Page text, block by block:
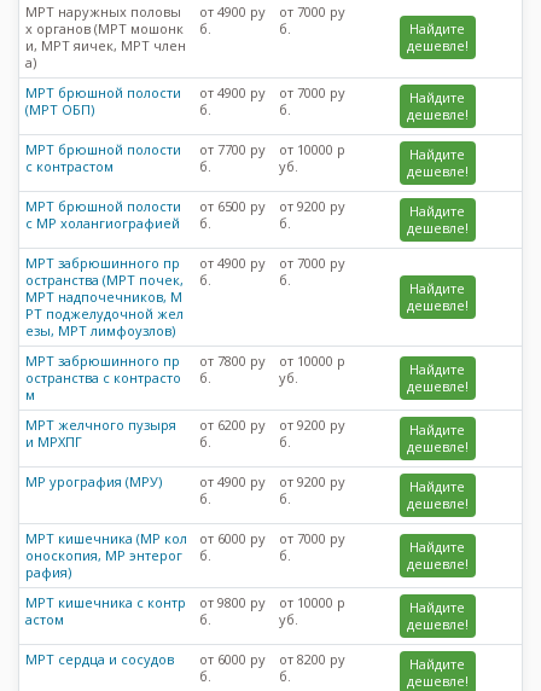
МРТ наружных половы
х органов (МРТ мошонк
и, МРТ яичек, МРТ член
а)
от 4900 ру
б.
от 7000 ру
б.
Найдите
дешевле!
МРТ брюшной полости
(МРТ ОБП)
от 4900 ру
б.
от 7000 ру
б.
Найдите
дешевле!
МРТ брюшной полости
с контрастом
от 7700 ру
б.
от 10000 р
уб.
Найдите
дешевле!
МРТ брюшной полости
с МР холангиографией
от 6500 ру
б.
от 9200 ру
б.
Найдите
дешевле!
МРТ забрюшинного пр
остранства (МРТ почек,
МРТ надпочечников, М
РТ поджелудочной жел
езы, МРТ лимфоузлов)
от 4900 ру
б.
от 7000 ру
б.
Найдите
дешевле!
МРТ забрюшинного пр
остранства с контрасто
м
от 7800 ру
б.
от 10000 р
уб.
Найдите
дешевле!
МРТ желчного пузыря
и МРХПГ
от 6200 ру
б.
от 9200 ру
б.
Найдите
дешевле!
МР урография (МРУ)
от 4900 ру
б.
от 9200 ру
б.
Найдите
дешевле!
МРТ кишечника (МР кол
оноскопия, МР энтерог
рафия)
от 6000 ру
б.
от 7000 ру
б.
Найдите
дешевле!
МРТ кишечника с контр
астом
от 9800 ру
б.
от 10000 р
уб.
Найдите
дешевле!
МРТ сердца и сосудов
от 6000 ру
б.
от 8200 ру
б.
Найдите
дешевле!